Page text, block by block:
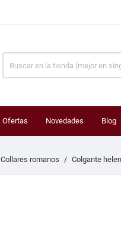
Ofertas Novedades Blog
Collares romanos Colgante